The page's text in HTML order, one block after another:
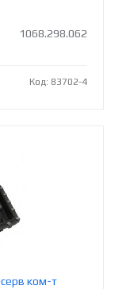
1068.298.062
Код: 83702-4
ком-т